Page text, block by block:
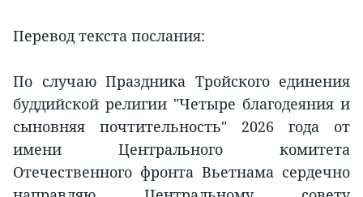
Перевод текста послания:
По случаю Праздника Тройского единения
буддийской религии "Четыре благодеяния и
сыновняя почтительность" 2026 года от
имени Центрального комитета
Отечественного фронта Вьетнама сердечно